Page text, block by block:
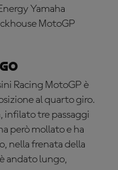
Yamaha
MotoGP
Racing MotoGP è
al quarto giro.
infilato tre passaggi
però mollato e ha
nella frenata della
andato lungo,